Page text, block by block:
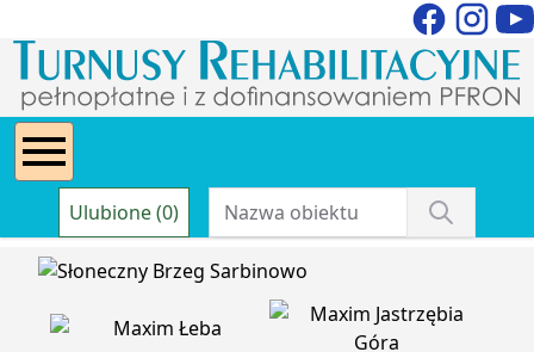
Ulubione (0)